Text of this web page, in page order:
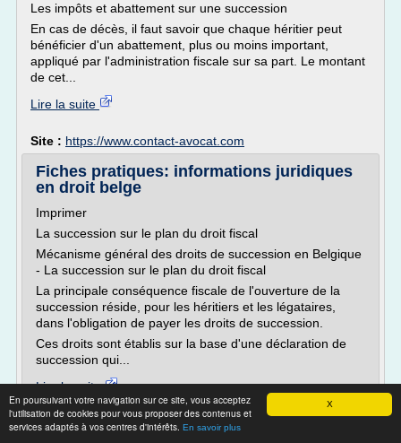
X
En poursuivant votre navigation sur ce site, vous acceptez
l'utilisation de cookies pour vous proposer des contenus et
services adaptés à vos centres d'intérêts. En savoir plus
Les impôts et abattement sur une succession
En cas de décès, il faut savoir que chaque héritier peut
bénéficier d'un abattement, plus ou moins important,
appliqué par l'administration fiscale sur sa part. Le montant
de cet...
Lire la suite
Site : https://www.contact-avocat.com
Fiches pratiques: informations juridiques
en droit belge
Imprimer
La succession sur le plan du droit fiscal
Mécanisme général des droits de succession en Belgique
- La succession sur le plan du droit fiscal
La principale conséquence fiscale de l'ouverture de la
succession réside, pour les héritiers et les légataires,
dans l'obligation de payer les droits de succession.
Ces droits sont établis sur la base d'une déclaration de
succession qui...
Lire la suite
Site :http://www.droitbelge.be